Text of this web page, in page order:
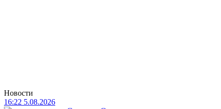
Новости
16:22 5.08.2026